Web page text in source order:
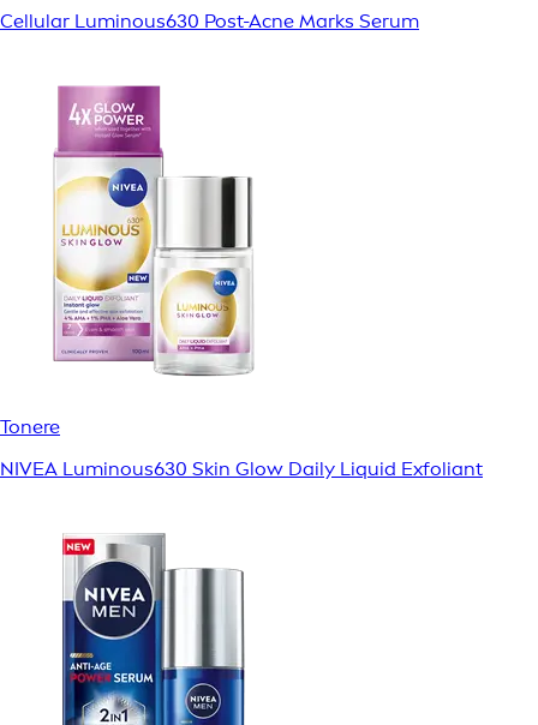
Cellular Luminous630 Post-Acne Marks Serum
Tonere
NIVEA Luminous630 Skin Glow Daily Liquid Exfoliant